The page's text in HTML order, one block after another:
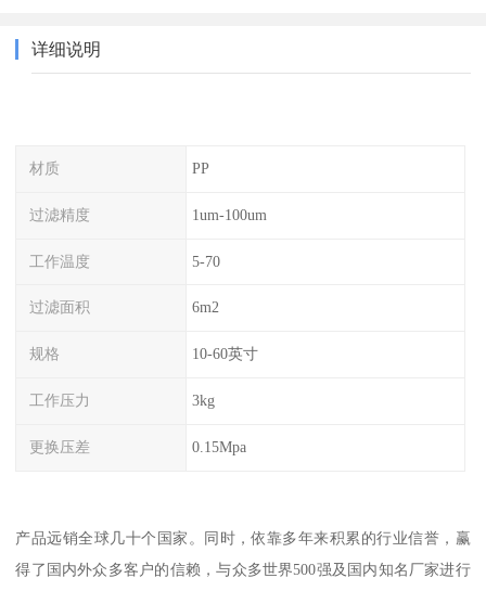
详细说明
材质 PP
过滤精度 1um-100um
工作温度 5-70
过滤面积 6m2
规格 10-60英寸
工作压力 3kg
更换压差 0.15Mpa
产品远销全球几十个国家。同时，依靠多年来积累的行业信誉，赢
得了国内外众多客户的信赖，与众多世界500强及国内知名厂家进行